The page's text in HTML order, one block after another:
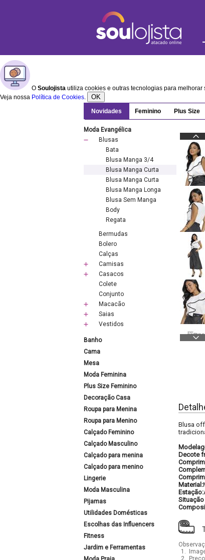
O Soulojista utiliza cookies e outras tecnologias para
Veja nossa Política de Cookies. OK
Novidades Feminino Plus Size
Moda Evangélica
Blusas
Bata
Blusa Manga 3/4
Blusa Manga Curta
Blusa Manga Curta
Blusa Manga Longa
Blusa Sem Manga
Body
Regata
Bermudas
Bolero
Calças
Camisas
Casacos
Colete
Conjunto
Macacão
Saias
Vestidos
Banho
Cama
Mesa
Moda Feminina
Plus Size Feminino
Decoração Casa
Roupa para Menina
Roupa para Menino
Calçado Feminino
Calçado Masculino
Calçado para menina
Calçado para menino
Lingerie
Moda Masculina
Pijamas
Utilidades Domésticas
Escolhas das Influencers
Fitness
Jardim e Ferramentas
Blusa
Decote
Material:
Estação:
1.
2.